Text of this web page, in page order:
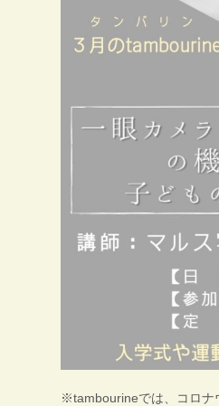
※tambourineでは、コロナ